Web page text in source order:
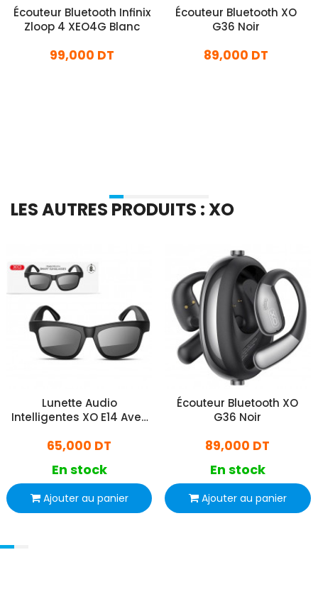
Écouteur Bluetooth Infinix
Zloop 4 XEO4G Blanc
99,000 DT
Écouteur Bluetooth XO
G36 Noir
89,000 DT
LES AUTRES PRODUITS : XO
Lunette Audio
Intelligentes XO E14 Avec
65,000 DT
En stock
Ajouter au panier
Écouteur Bluetooth XO
G36 Noir
89,000 DT
En stock
Ajouter au panier